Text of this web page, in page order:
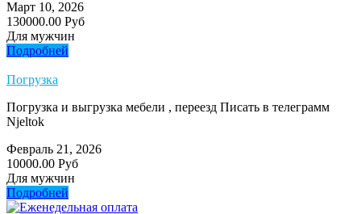
Март 10, 2026
130000.00 Руб
Для мужчин
Подробней
Погрузка
Погрузка и выгрузка мебели , переезд Писать в телеграмм
Njeltok
Февраль 21, 2026
10000.00 Руб
Для мужчин
Подробней